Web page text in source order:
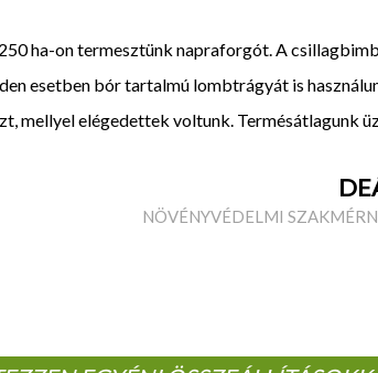
ha-on termesztünk napraforgót. A
esetben bór tartalmú lombtrágyát is
mellyel elégedettek voltunk. Termésátlagunk
NÖVÉNYVÉDELMI